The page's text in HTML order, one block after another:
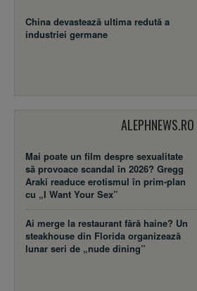
China devastează ultima redută a
industriei germane
ALEPHNEWS.RO
Mai poate un film despre sexualitate
să provoace scandal în 2026? Gregg
Araki readuce erotismul în prim-plan
cu „I Want Your Sex”
Ai merge la restaurant fără haine? Un
steakhouse din Florida organizează
lunar seri de „nude dining”